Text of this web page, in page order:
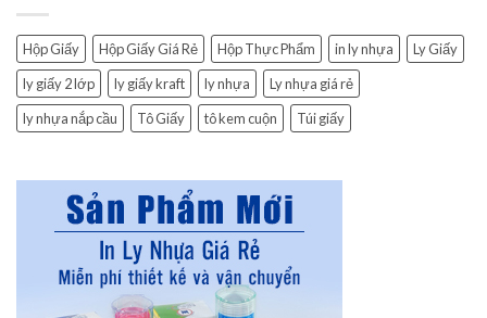
Hộp Giấy Hộp Giấy Giá Rẻ Hộp Thực Phẩm in ly nhựa
Ly Giấy
ly giấy 2 lớp
ly giấy kraft ly nhựa
Ly nhựa giá rẻ
ly nhựa nắp cầu
Tô Giấy tô kem cuộn Túi giấy